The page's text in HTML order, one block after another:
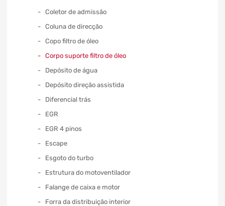
Coletor de admissão
Coluna de direcção
Copo filtro de óleo
Corpo suporte filtro de óleo
Depósito de água
Depósito direção assistida
Diferencial trás
EGR
EGR 4 pinos
Escape
Esgoto do turbo
Estrutura do motoventilador
Falange de caixa e motor
Forra da distribuição interior